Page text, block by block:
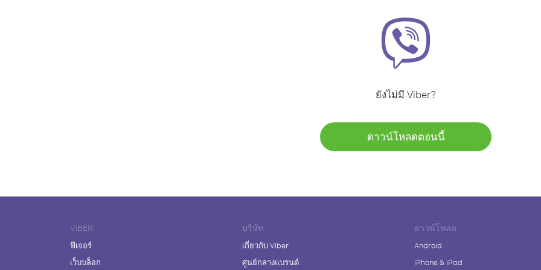
ยังไม่มี Viber?
ดาวน์โหลดตอนนี้
VIBER
ฟีเจอร์
เว็บบล็อก
บริษัท
เกี่ยวกับ Viber
ศูนย์กลางแบรนด์
ดาวน์โหลด
Android
iPhone & iPad